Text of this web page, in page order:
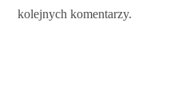
kolejnych komentarzy.